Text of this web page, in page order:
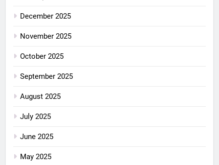
December 2025
November 2025
October 2025
September 2025
August 2025
July 2025
June 2025
May 2025